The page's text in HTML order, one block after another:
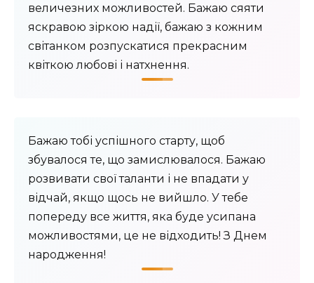
величезних можливостей. Бажаю сяяти
яскравою зіркою надії, бажаю з кожним
світанком розпускатися прекрасним
квіткою любові і натхнення.
Бажаю тобі успішного старту, щоб
збувалося те, що замислювалося. Бажаю
розвивати свої таланти і не впадати у
відчай, якщо щось не вийшло. У тебе
попереду все життя, яка буде усипана
можливостями, це не відходить! З Днем
народження!